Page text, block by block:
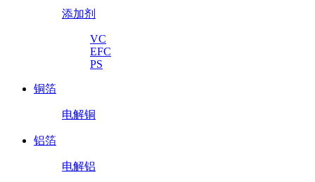
添加剂
VC
EFC
PS
铜箔
电解铜
铝箔
电解铝